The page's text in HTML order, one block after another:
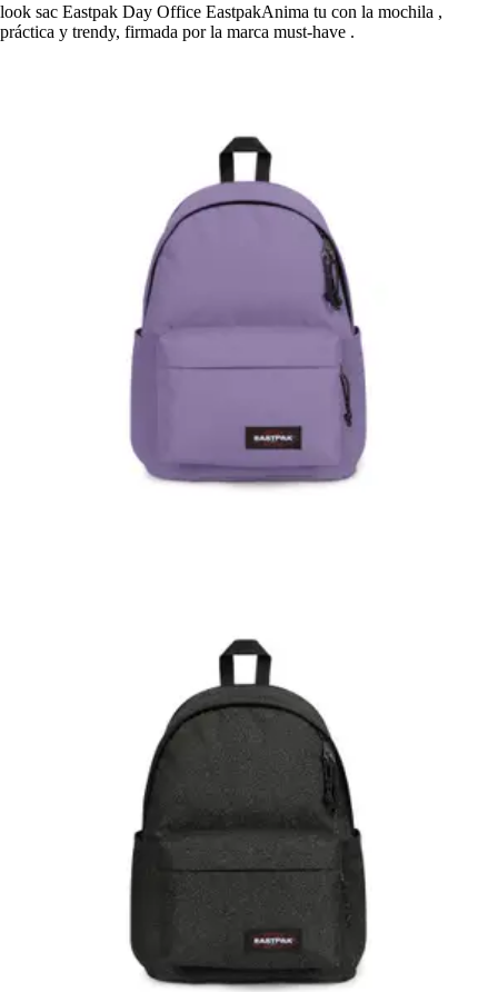
look sac Eastpak Day Office EastpakAnima tu con la mochila ,
práctica y trendy, firmada por la marca must-have .